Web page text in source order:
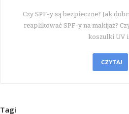
Czy SPF-y są bezpieczne? Jak
reaplikować SPF-y na makijaż?
koszulki UV
CZYTAJ
Tagi